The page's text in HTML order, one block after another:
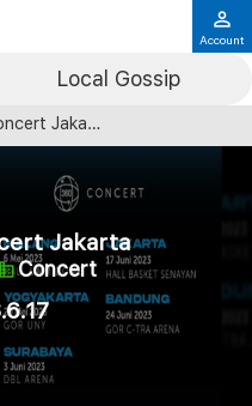
Local Gossip
Account
Jakarta
Jakarta
Concert